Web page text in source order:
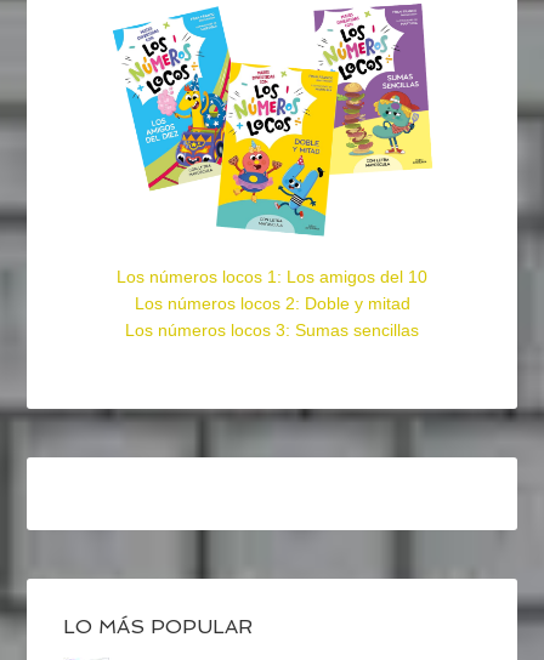
Los números locos 1: Los amigos del 10
Los números locos 2: Doble y mitad
Los números locos 3: Sumas sencillas
LO MÁS POPULAR